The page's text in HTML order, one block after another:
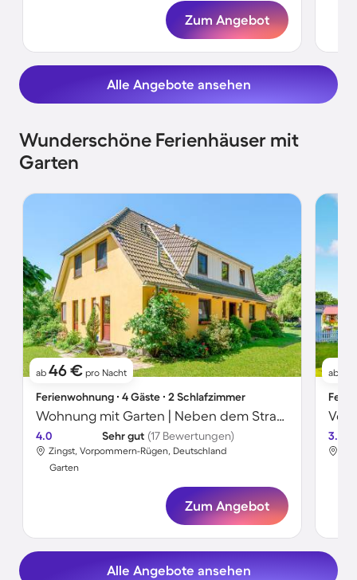
Zum Angebot
Alle Angebote ansehen
Wunderschöne Ferienhäuser mit
Garten
ab 46 € pro Nacht
Ferienwohnung ∙ 4 Gäste ∙ 2 Schlafzimmer
Wohnung mit Garten | Neben dem Strand
4.0 Sehr gut (17 Bewertungen)
Zingst, Vorpommern-Rügen, Deutschland
Garten
Zum Angebot
ab
3.6
Alle Angebote ansehen